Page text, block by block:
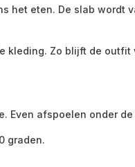
het eten. De slab wordt
kleding. Zo blijft de
Even afspoelen onder
graden.